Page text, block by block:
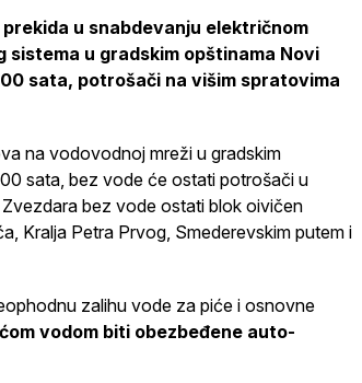
u snabdevanju električnom
u gradskim opštinama Novi
sata, potrošači na višim spratovima
na vodovodnoj mreži u gradskim
sata, bez vode će ostati potrošači u
bez vode ostati blok oivičen
Kralja Petra Prvog, Smederevskim putem i
zalihu vode za piće i osnovne
vodom biti obezbeđene auto-